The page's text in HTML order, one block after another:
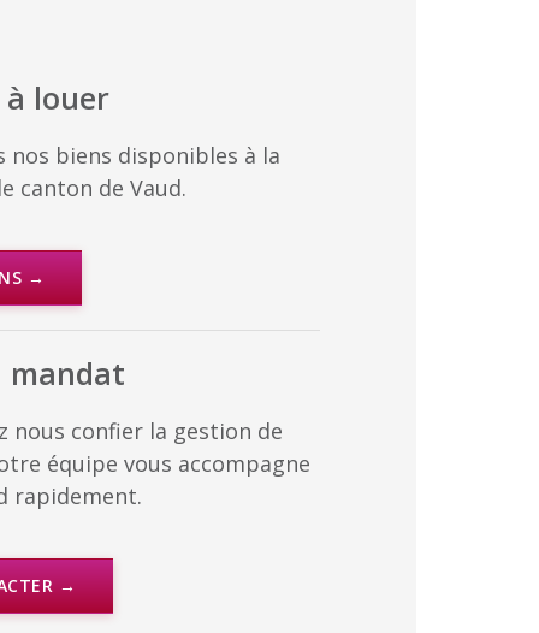
à louer
nos biens disponibles à la
canton de Vaud.
→
mandat
nous confier la gestion de
équipe vous accompagne
rapidement.
→